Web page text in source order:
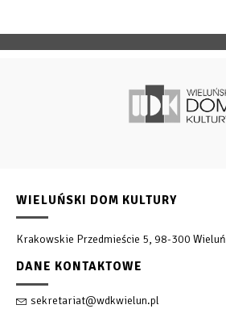
WIELUŃSKI DOM KULTURY
Krakowskie Przedmieście 5, 98-300 Wieluń
DANE KONTAKTOWE
sekretariat@wdkwielun.pl